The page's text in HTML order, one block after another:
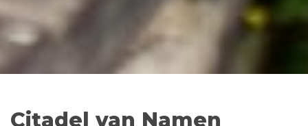
Citadel van Namen